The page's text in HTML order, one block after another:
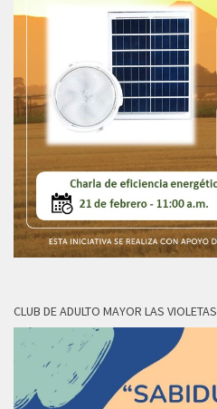
CLUB DE ADULTO MAYOR LAS VIOLETAS